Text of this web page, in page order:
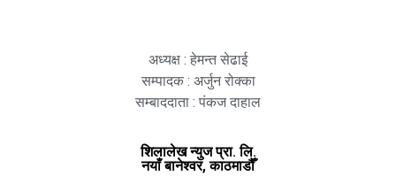
अध्यक्ष : हेमन्त सेढाई
सम्पादक : अर्जुन रोक्का
सम्बाददाता : पंकज दाहाल
शिलालेख न्युज प्रा. लि.
नयाँ बानेश्वर, काठमाडौँ